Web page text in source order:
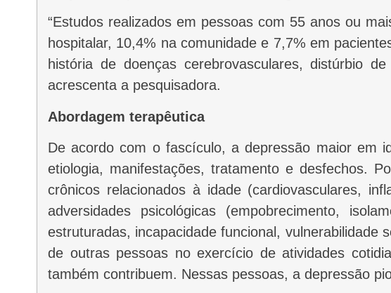
“Estudos realizados em pessoas com 55 anos ou mais mostraram que, em média, a prevalência de depressão é de 14,4% no âmbito
hospitalar, 10,4% na comunidade e 7,7% em
história de doenças cerebrovasculares, distúrbio
acrescenta a pesquisadora.
Abordagem terapêutica
De acordo com o fascículo, a depressão maior em idosos pode diferir da que se apresenta em adultos mais jovens, em termos de
etiologia, manifestações, tratamento e desfechos.
crônicos relacionados à idade (cardiovasculares,
adversidades psicológicas (empobrecimento,
estruturadas, incapacidade funcional, vulnerabilidade
de outras pessoas no exercício de atividades
também contribuem. Nessas pessoas, a depressão